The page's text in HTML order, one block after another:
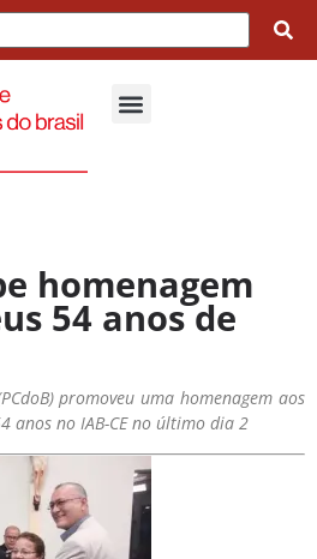
homenagem
54 anos de
promoveu uma homenagem aos
anos no IAB-CE no último dia 2